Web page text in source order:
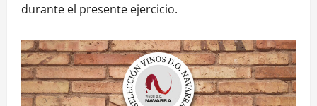
durante el presente ejercicio.